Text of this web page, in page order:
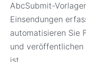
AbcSubmit-
Einsendungen
automatisieren Sie
und
ist.